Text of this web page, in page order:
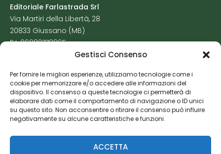
Gestisci Consenso
Per fornire le migliori esperienze, utilizziamo tecnologie come i
cookie per memorizzare e/o accedere alle informazioni del
dispositivo. Il consenso a queste tecnologie ci permetterà di
elaborare dati come il comportamento di navigazione o ID unici
su questo sito. Non acconsentire o ritirare il consenso può influire
negativamente su alcune caratteristiche e funzioni.
ACCETTA
Editoriale Farlastrada Srl
Via Martiri della Libertà, 28
20833 Giussano (MB)
P.I. 06982770965
Cookie Policy
Risorse Aggiuntive